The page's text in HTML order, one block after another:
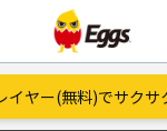
イヤー(無料)でサクサ